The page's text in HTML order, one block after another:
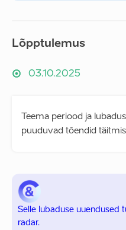
Lõpptulemus
03.10.2025
Teema periood ja
puuduvad tõendid
Selle lubaduse uuendused
radar.